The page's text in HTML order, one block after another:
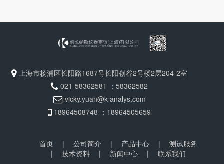
上海市杨浦区长阳路1687号长阳创谷2号楼2层204-2室
021-58362581 ；58362582
vicky.yuan@k-analys.com
18964508748 ；18964505659
首页 | 公司简介 | 产品中心 |
测试服务
|
技术资料 | 新闻中心 | 联系我们